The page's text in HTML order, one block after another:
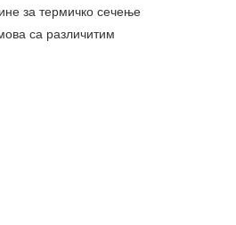
за термичко сечење
са различитим